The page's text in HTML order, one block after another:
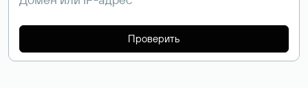
Проверить